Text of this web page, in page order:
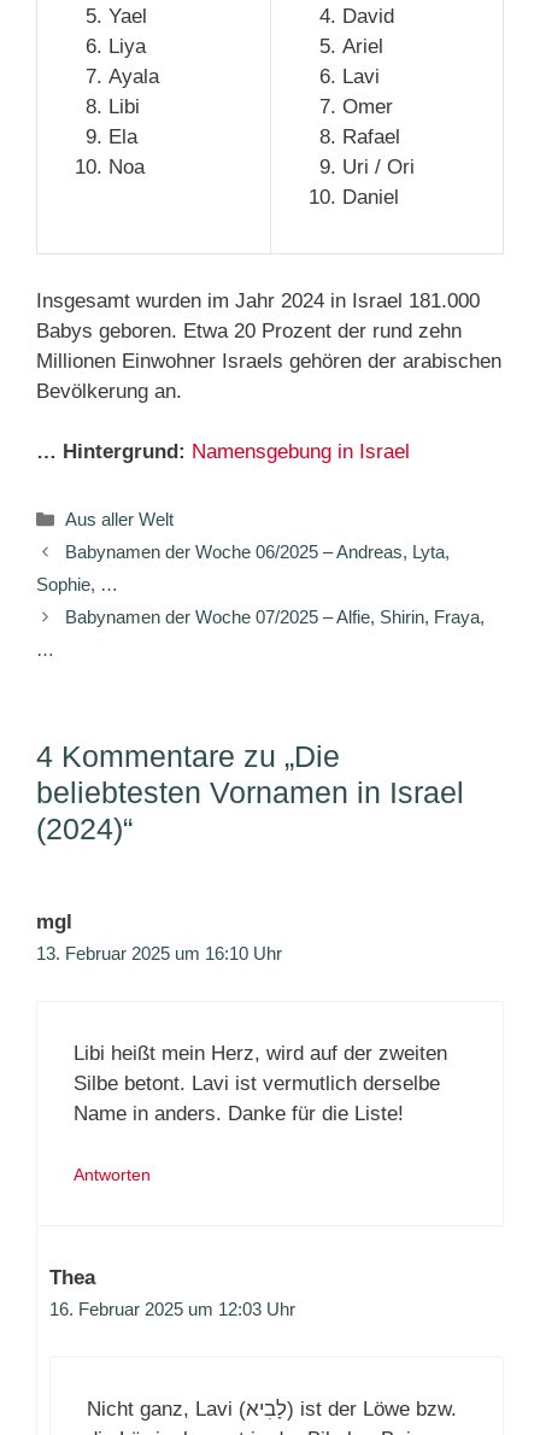
Yael
Liya
Ayala
Libi
Ela
Noa
David
Ariel
Lavi
Omer
Rafael
Uri / Ori
Daniel
Insgesamt wurden im Jahr 2024 in Israel 181.000
Babys geboren. Etwa 20 Prozent der rund zehn
Millionen Einwohner Israels gehören der arabischen
Bevölkerung an.
… Hintergrund: Namensgebung in Israel
Kategorien
Aus aller Welt
Babynamen der Woche 06/2025 – Andreas, Lyta,
Sophie, …
Babynamen der Woche 07/2025 – Alfie, Shirin, Fraya,
…
4 Kommentare zu „Die
beliebtesten Vornamen in Israel
(2024)“
mgl
13. Februar 2025 um 16:10 Uhr
Libi heißt mein Herz, wird auf der zweiten
Silbe betont. Lavi ist vermutlich derselbe
Name in anders. Danke für die Liste!
Antworten
Thea
16. Februar 2025 um 12:03 Uhr
Nicht ganz, Lavi (לָבִיא) ist der Löwe bzw.